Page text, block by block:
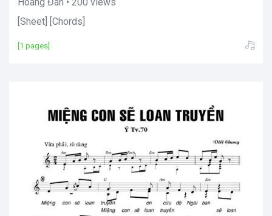
[Sheet] [Chords]
[1 pages]